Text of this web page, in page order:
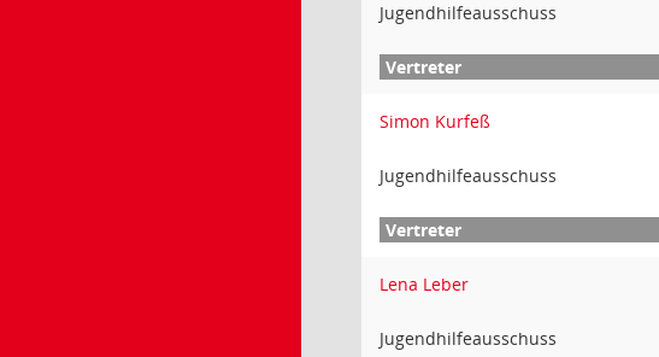
Jugendhilfeausschuss
Simon Kurfeß
Jugendhilfeausschuss
Lena Leber
Jugendhilfeausschuss